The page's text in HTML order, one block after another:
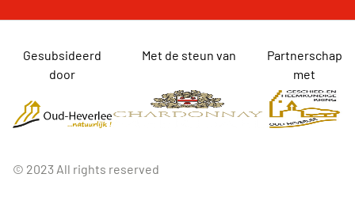
Gesubsideerd
door
Met de steun van
Partnerschap
met
© 2023 All rights reserved